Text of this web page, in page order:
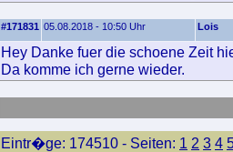
#171831 05.08.2018 - 10:50 Uhr Lois
Hey Danke fuer die schoene Zeit
Da komme ich gerne wieder.
Eintr�ge: 174510 - Seiten: 1 2 3 4